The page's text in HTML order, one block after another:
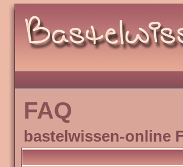
FAQ
bastelwissen-online